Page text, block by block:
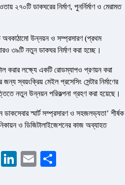
২৭০টি ডাকঘরের নির্মাণ, পুনর্নির্মাণ ও মেরামত
উন্নয়ন ও সম্প্রসারণ (প্রথম
৩৯টি নতুন ডাকঘর নির্মাণ করা হচ্ছে।
করার লক্ষ্যে একটি রোডম্যাপও প্রণয়ন করা
স্বয়ংক্রিয় মেইল প্রসেসিং সেন্টার নির্মাণের
নতুন উন্নয়ন পরিকল্পনা গ্রহণ করা হয়েছে।
ডাকসেবার স্মার্ট সম্প্রসারণ ও সহজলভ্যতা’ শীর্ষক
ও ডিজিটালাইজেশনের কাজ অব্যাহত
WordPress
LinkedIn
Email